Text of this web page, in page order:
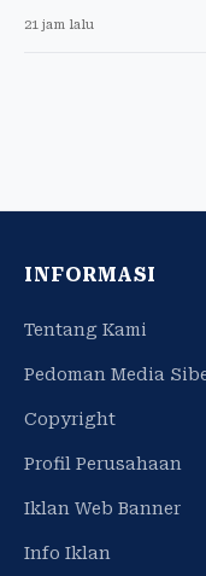
21 jam lalu
INFORMASI
Tentang Kami
Pedoman Media
Copyright
Profil Perusahaan
Iklan Web Banner
Info Iklan